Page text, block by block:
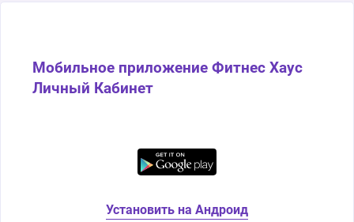
Мобильное приложение Фитнес Хаус
Личный Кабинет
Установить на Андроид